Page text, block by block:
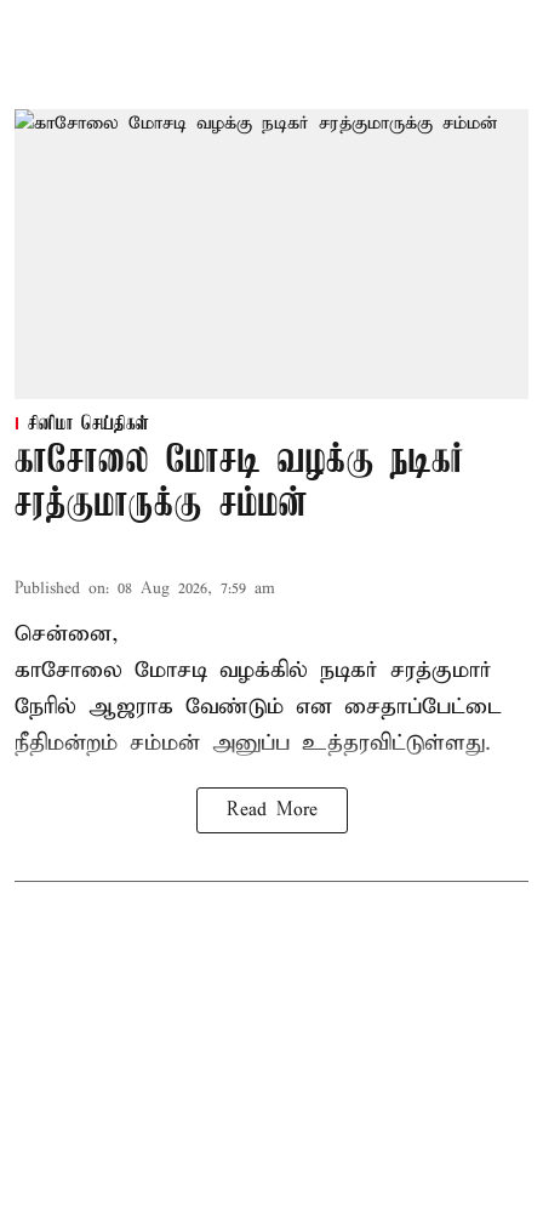
சினிமா செய்திகள்
காசோலை மோசடி வழக்கு நடிகர்
சரத்குமாருக்கு சம்மன்
Published on: 08 Aug 2026, 7:59 am
சென்னை,
காசோலை மோசடி வழக்கில் நடிகர் சரத்குமார்
நேரில் ஆஜராக வேண்டும் என சைதாப்பேட்டை
நீதிமன்றம் சம்மன் அனுப்ப உத்தரவிட்டுள்ளது.
Read More